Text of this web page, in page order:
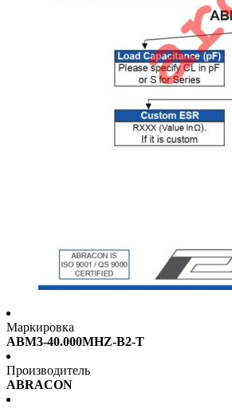
Маркировка
ABM3-40.000MHZ-B2-T
Производитель
ABRACON